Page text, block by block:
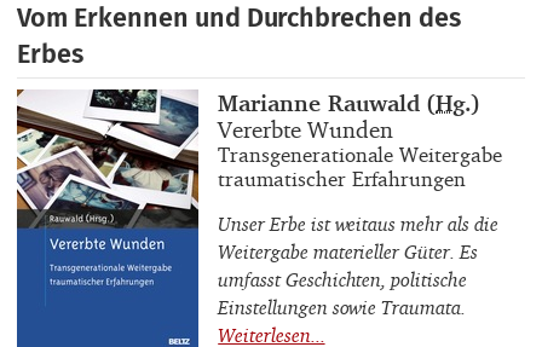
Vom Erkennen und Durchbrechen des
Erbes
Buchautor_innen
Marianne Rauwald (Hg.)
Buchtitel
Vererbte Wunden
Buchuntertitel
Transgenerationale Weitergabe
traumatischer Erfahrungen
Unser Erbe ist weitaus mehr als die
Weitergabe materieller Güter. Es
umfasst Geschichten, politische
Einstellungen sowie Traumata.